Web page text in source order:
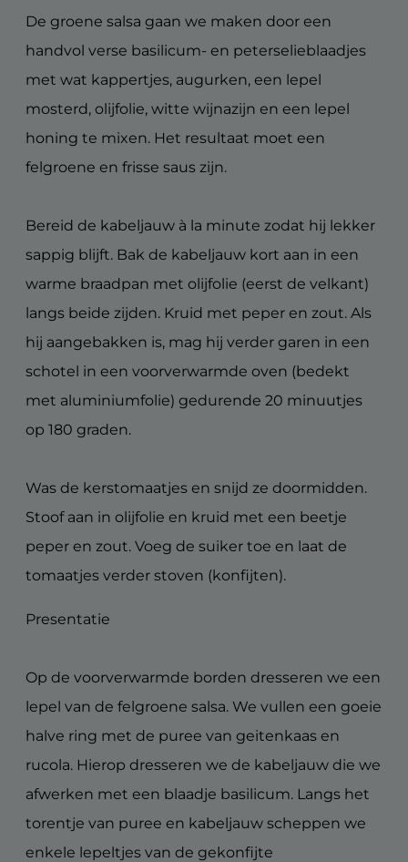
De groene salsa gaan we maken door een
handvol verse basilicum- en peterselieblaadjes
met wat kappertjes, augurken, een lepel
mosterd, olijfolie, witte wijnazijn en een lepel
honing te mixen. Het resultaat moet een
felgroene en frisse saus zijn.
Bereid de kabeljauw à la minute zodat hij lekker
sappig blijft. Bak de kabeljauw kort aan in een
warme braadpan met olijfolie (eerst de velkant)
langs beide zijden. Kruid met peper en zout. Als
hij aangebakken is, mag hij verder garen in een
schotel in een voorverwarmde oven (bedekt
met aluminiumfolie) gedurende 20 minuutjes
op 180 graden.
Was de kerstomaatjes en snijd ze doormidden.
Stoof aan in olijfolie en kruid met een beetje
peper en zout. Voeg de suiker toe en laat de
tomaatjes verder stoven (konfijten).
Presentatie
Op de voorverwarmde borden dresseren we een
lepel van de felgroene salsa. We vullen een goeie
halve ring met de puree van geitenkaas en
rucola. Hierop dresseren we de kabeljauw die we
afwerken met een blaadje basilicum. Langs het
torentje van puree en kabeljauw scheppen we
enkele lepeltjes van de gekonfijte